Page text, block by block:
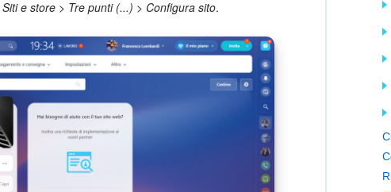
Siti e store > Tre punti (...) > Configura sito.